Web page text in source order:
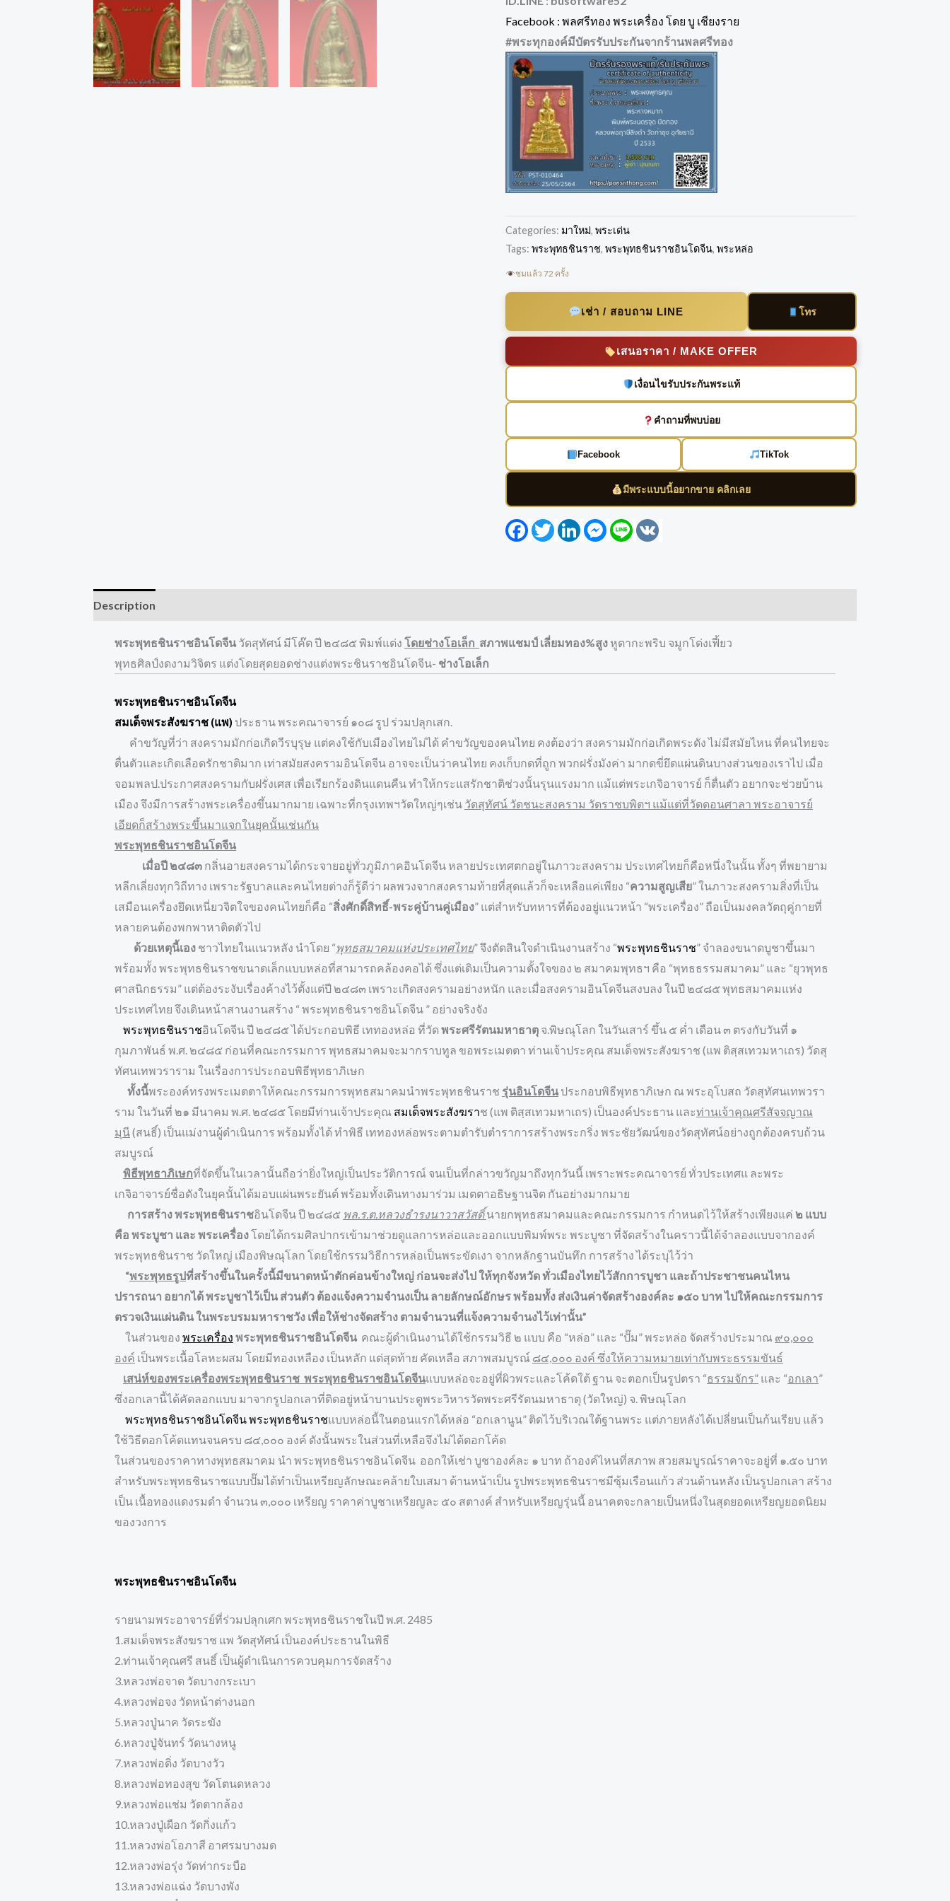
Facebook : พลศรีทอง พระเครื่อง โดย บู เชียงราย
#พระทุกองค์มีบัตรรับประกันจากร้านพลศรีทอง
Categories: มาใหม่,พระเด่น
Tags:พระพุทธชินราช,พระพุทธชินราชอินโดจีน,พระหล่อ
ชมแล้ว 72 ครั้ง
เช่า / สอบถาม LINE โทร
เสนอราคา / MAKE OFFER
เงื่อนไขรับประกันพระแท้
คำถามที่พบบ่อย
Facebook TikTok
มีพระแบบนี้อยากขาย คลิกเลย
Facebook
TwitterLinkedInMessenger
Line
Description
พระพุทธชินราชอินโดจีน วัดสุทัศน์ มีโค๊ต ปี ๒๔๘๕ พิมพ์แต่ง โดยช่างโอเล็ก สภาพแชมป์ เลี่ยมทอง%สูง หูตากะพริบ จมูกโด่งเฟี้ยว
พุทธศิลป์งดงามวิจิตร แต่งโดยสุดยอดช่างแต่งพระชินราชอินโดจีน- ช่างโอเล็ก
พระพุทธชินราชอินโดจีน
สมเด็จพระสังฆราช (แพ) ประธาน พระคณาจารย์ ๑๐๘ รูป ร่วมปลุกเสก.
คำขวัญที่ว่า สงครามมักก่อเกิดวีรบุรุษ แต่คงใช้กับเมืองไทยไม่ได้ คำขวัญของคนไทย คงต้องว่า สงครามมักก่อเกิดพระดัง ไม่มีสมัยไหน ที่คนไทยจะ
ตื่นตัวและเกิดเลือดรักชาติมาก เท่าสมัยสงครามอินโดจีน อาจจะเป็นว่าคนไทย คงเก็บกดที่ถูก พวกฝรั่งมังค่า มากดขี่ยึดแผ่นดินบางส่วนของเราไป เมื่อ
จอมพลป.ประกาศสงครามกับฝรั่งเศส เพื่อเรียกร้องดินแดนคืน ทำให้กระแสรักชาติช่วงนั้นรุนแรงมาก แม้แต่พระเกจิอาจารย์ ก็ตื่นตัว อยากจะช่วยบ้าน
เมือง จึงมีการสร้างพระเครื่องขึ้นมากมาย เฉพาะที่กรุงเทพฯวัดใหญ่ๆเช่น วัดสุทัศน์ วัดชนะสงคราม วัดราชบพิตฯ แม้แต่ที่วัดดอนศาลา พระอาจารย์
เอียดก็สร้างพระขึ้นมาแจกในยุคนั้นเช่นกัน
พระพุทธชินราชอินโดจีน
เมื่อปี ๒๔๘๓ กลิ่นอายสงครามได้กระจายอยู่ทั่วภูมิภาคอินโดจีน หลายประเทศตกอยู่ในภาวะสงคราม ประเทศไทยก็คือหนึ่งในนั้น ทั้งๆ ที่พยายาม
หลีกเลี่ยงทุกวิถีทาง เพราะรัฐบาลและคนไทยต่างก็รู้ดีว่า ผลพวงจากสงครามท้ายที่สุดแล้วก็จะเหลือแค่เพียง “ความสูญเสีย” ในภาวะสงครามสิ่งที่เป็น
เสมือนเครื่องยึดเหนี่ยวจิตใจของคนไทยก็คือ “สิ่งศักดิ์สิทธิ์-พระคู่บ้านคู่เมือง” แต่สำหรับทหารที่ต้องอยู่แนวหน้า “พระเครื่อง” ถือเป็นมงคลวัตถุคู่กายที่
หลายคนต้องพกพาหาติดตัวไป
ด้วยเหตุนี้เอง ชาวไทยในแนวหลัง นำโดย “พุทธสมาคมแห่งประเทศไทย” จึงตัดสินใจดำเนินงานสร้าง “พระพุทธชินราช” จำลองขนาดบูชาขึ้นมา
พร้อมทั้ง พระพุทธชินราชขนาดเล็กแบบหล่อที่สามารถคล้องคอได้ ซึ่งแต่เดิมเป็นความตั้งใจของ ๒ สมาคมพุทธฯ คือ “พุทธธรรมสมาคม” และ “ยุวพุทธ
ศาสนิกธรรม” แต่ต้องระงับเรื่องค้างไว้ตั้งแต่ปี ๒๔๘๓ เพราะเกิดสงครามอย่างหนัก และเมื่อสงครามอินโดจีนสงบลง ในปี ๒๔๘๕ พุทธสมาคมแห่ง
ประเทศไทย จึงเดินหน้าสานงานสร้าง “ พระพุทธชินราชอินโดจีน ” อย่างจริงจัง
พระพุทธชินราชอินโดจีน ปี ๒๔๘๕ ได้ประกอบพิธี เททองหล่อ ที่วัด พระศรีรัตนมหาธาตุ จ.พิษณุโลก ในวันเสาร์ ขึ้น ๕ ค่ำ เดือน ๓ ตรงกับวันที่ ๑
กุมภาพันธ์ พ.ศ. ๒๔๘๕ ก่อนที่คณะกรรมการ พุทธสมาคมจะมากราบทูล ขอพระเมตตา ท่านเจ้าประคุณ สมเด็จพระสังฆราช (แพ ติสฺสเทวมหาเถร) วัดสุ
ทัศนเทพวราราม ในเรื่องการประกอบพิธีพุทธาภิเษก
ทั้งนี้พระองค์ทรงพระเมตตาให้คณะกรรมการพุทธสมาคมนำพระพุทธชินราช รุ่นอินโดจีน ประกอบพิธีพุทธาภิเษก ณ พระอุโบสถ วัดสุทัศนเทพวรา
ราม ในวันที่ ๒๑ มีนาคม พ.ศ. ๒๔๘๕ โดยมีท่านเจ้าประคุณ สมเด็จพระสังฆราช (แพ ติสฺสเทวมหาเถร) เป็นองค์ประธาน และท่านเจ้าคุณศรีสัจจญาณ
มุนี(สนธิ์) เป็นแม่งานผู้ดำเนินการ พร้อมทั้งได้ ทำพิธี เททองหล่อพระตามตำรับตำราการสร้างพระกริ่ง พระชัยวัฒน์ของวัดสุทัศน์อย่างถูกต้องครบถ้วน
สมบูรณ์
พิธีพุทธาภิเษกที่จัดขึ้นในเวลานั้นถือว่ายิ่งใหญ่เป็นประวัติการณ์ จนเป็นที่กล่าวขวัญมาถึงทุกวันนี้ เพราะพระคณาจารย์ ทั่วประเทศแ ละพระ
เกจิอาจารย์ชื่อดังในยุคนั้นได้มอบแผ่นพระยันต์ พร้อมทั้งเดินทางมาร่วม เมตตาอธิษฐานจิต กันอย่างมากมาย
การสร้าง พระพุทธชินราชอินโดจีน ปี ๒๔๘๕ พล.ร.ต.หลวงธำรงนาวาสวัสดิ์นายกพุทธสมาคมและคณะกรรมการ กำหนดไว้ให้สร้างเพียงแค่ ๒ แบบ
คือ พระบูชา และ พระเครื่องโดยได้กรมศิลปากรเข้ามาช่วยดูแลการหล่อและออกแบบพิมพ์พระ พระบูชา ที่จัดสร้างในคราวนี้ได้จำลองแบบจากองค์
พระพุทธชินราช วัดใหญ่ เมืองพิษณุโลก โดยใช้กรรมวิธีการหล่อเป็นพระขัดเงา จากหลักฐานบันทึก การสร้าง ได้ระบุไว้ว่า
“พระพุทธรูปที่สร้างขึ้นในครั้งนี้มีขนาดหน้าตักค่อนข้างใหญ่ ก่อนจะส่งไป ให้ทุกจังหวัด ทั่วเมืองไทยไว้สักการบูชา และถ้าประชาชนคนไหน
ปรารถนา อยากได้ พระบูชาไว้เป็น ส่วนตัว ต้องแจ้งความจำนงเป็น ลายลักษณ์อักษร พร้อมทั้ง ส่งเงินค่าจัดสร้างองค์ละ ๑๕๐ บาท ไปให้คณะกรรมการ
ตรวจเงินแผ่นดิน ในพระบรมมหาราชวัง เพื่อให้ช่างจัดสร้าง ตามจำนวนที่แจ้งความจำนงไว้เท่านั้น”
ในส่วนของ พระเครื่อง พระพุทธชินราชอินโดจีน คณะผู้ดำเนินงานได้ใช้กรรมวิธี ๒ แบบ คือ “หล่อ” และ “ปั๊ม” พระหล่อ จัดสร้างประมาณ ๙๐,๐๐๐
องค์ เป็นพระเนื้อโลหะผสม โดยมีทองเหลือง เป็นหลัก แต่สุดท้าย คัดเหลือ สภาพสมบูรณ์ ๘๔,๐๐๐ องค์ ซึ่งให้ความหมายเท่ากับพระธรรมขันธ์
เสน่ห์ของพระเครื่องพระพุทธชินราช พระพุทธชินราชอินโดจีนแบบหล่อจะอยู่ที่ผิวพระและโค้ดใต้ ฐาน จะตอกเป็นรูปตรา “ธรรมจักร” และ “อกเลา”
ซึ่งอกเลานี้ได้คัดลอกแบบ มาจากรูปอกเลาที่ติดอยู่หน้าบานประตูพระวิหารวัดพระศรีรัตนมหาธาตุ (วัดใหญ่) จ. พิษณุโลก
พระพุทธชินราชอินโดจีน พระพุทธชินราชแบบหล่อนี้ในตอนแรกได้หล่อ “อกเลานูน” ติดไว้บริเวณใต้ฐานพระ แต่ภายหลังได้เปลี่ยนเป็นก้นเรียบ แล้ว
ใช้วิธีตอกโค้ดแทนจนครบ ๘๔,๐๐๐ องค์ ดังนั้นพระในส่วนที่เหลือจึงไม่ได้ตอกโค้ด
ในส่วนของราคาทางพุทธสมาคม นำ พระพุทธชินราชอินโดจีน ออกให้เช่า บูชาองค์ละ ๑ บาท ถ้าองค์ไหนที่สภาพ สวยสมบูรณ์ราคาจะอยู่ที่ ๑.๕๐ บาท
สำหรับพระพุทธชินราชแบบปั๊มได้ทำเป็นเหรียญลักษณะคล้ายใบเสมา ด้านหน้าเป็น รูปพระพุทธชินราชมีซุ้มเรือนแก้ว ส่วนด้านหลัง เป็นรูปอกเลา สร้าง
เป็น เนื้อทองแดงรมดำ จำนวน ๓,๐๐๐ เหรียญ ราคาค่าบูชาเหรียญละ ๕๐ สตางค์ สำหรับเหรียญรุ่นนี้ อนาคตจะกลายเป็นหนึ่งในสุดยอดเหรียญยอดนิยม
ของวงการ
พระพุทธชินราชอินโดจีน
รายนามพระอาจารย์ที่ร่วมปลุกเศก พระพุทธชินราชในปี พ.ศ. 2485
1.สมเด็จพระสังฆราช แพ วัดสุทัศน์ เป็นองค์ประธานในพิธี
2.ท่านเจ้าคุณศรี สนธิ์ เป็นผู้ดำเนินการควบคุมการจัดสร้าง
3.หลวงพ่อจาด วัดบางกระเบา
4.หลวงพ่อจง วัดหน้าต่างนอก
5.หลวงปู่นาค วัดระฆัง
6.หลวงปู่จันทร์ วัดนางหนู
7.หลวงพ่อดิ่ง วัดบางวัว
8.หลวงพ่อทองสุข วัดโตนดหลวง
9.หลวงพ่อแช่ม วัดตากล้อง
10.หลวงปู่เผือก วัดกิ่งแก้ว
11.หลวงพ่อโอภาสี อาศรมบางมด
12.หลวงพ่อรุ่ง วัดท่ากระบือ
13.หลวงพ่อแฉ่ง วัดบางพัง